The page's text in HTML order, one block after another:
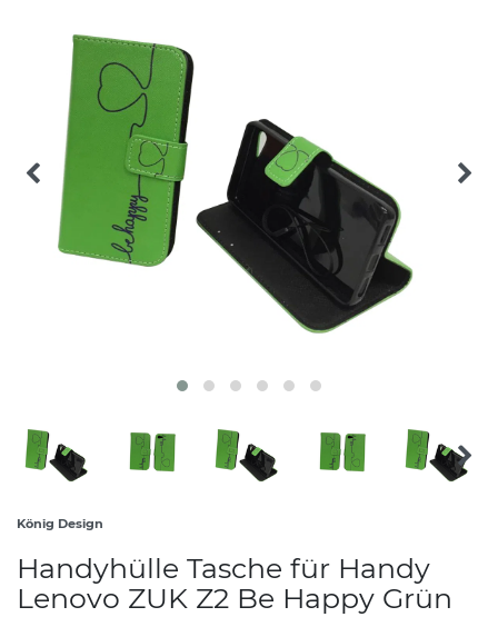
König Design
Handyhülle Tasche für Handy
Lenovo ZUK Z2 Be Happy Grün